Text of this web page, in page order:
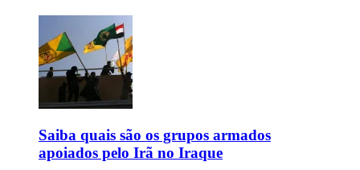
Saiba quais são os grupos armados
apoiados pelo Irã no Iraque